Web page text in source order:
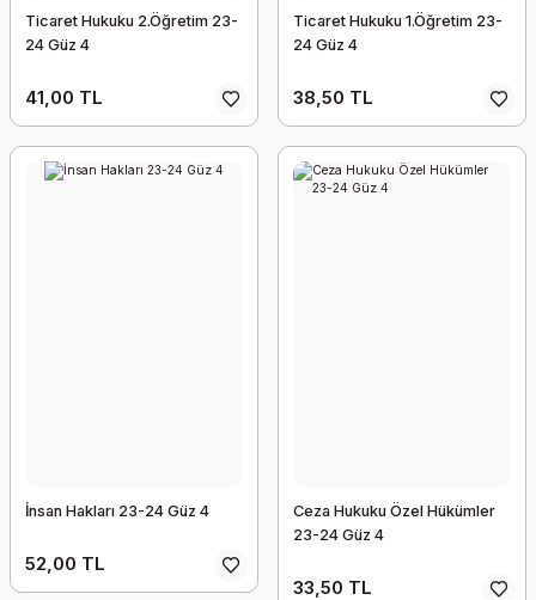
Ticaret Hukuku 2.Öğretim 23-
24 Güz 4
41,00 TL
Ticaret Hukuku 1.Öğretim 23-
24 Güz 4
38,50 TL
İnsan Hakları 23-24 Güz 4
52,00 TL
Ceza Hukuku Özel Hükümler
23-24 Güz 4
33,50 TL